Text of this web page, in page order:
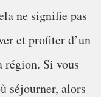
ne signifie pas
et profiter d’un
région. Si vous
séjourner, alors